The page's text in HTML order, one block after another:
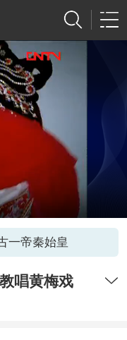
一帝秦始皇
唱黄梅戏